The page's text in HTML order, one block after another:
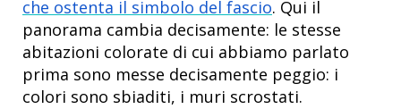
che ostenta il simbolo del fascio. Qui il
panorama cambia decisamente: le stesse
abitazioni colorate di cui abbiamo parlato
prima sono messe decisamente peggio: i
colori sono sbiaditi, i muri scrostati.